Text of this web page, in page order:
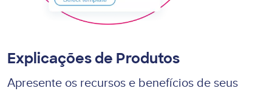
Explicações de Produtos
Apresente os recursos e benefícios de seus